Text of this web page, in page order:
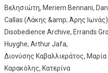
Βελησιώτη, Meriem Bennani,
Callas (Λάκης &amp; Άρης
Disobedience Archive, Errands
Huyghe, Arthur Jafa,
Διονύσης Καβαλλιεράτος,
Καρακόλης, Κατερίνα